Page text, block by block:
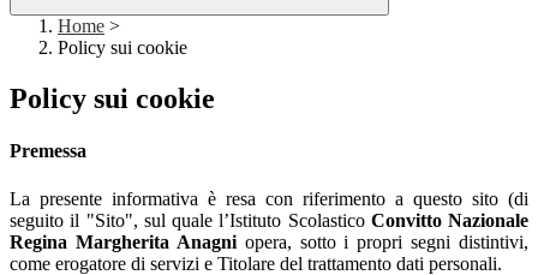
Home >
Policy sui cookie
Policy sui cookie
Premessa
La presente informativa è resa con riferimento a questo sito (di
seguito il "Sito", sul quale l’Istituto Scolastico Convitto Nazionale
Regina Margherita Anagni opera, sotto i propri segni distintivi,
come erogatore di servizi e Titolare del trattamento dati personali.